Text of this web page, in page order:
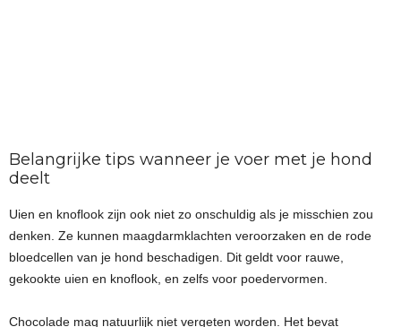
Belangrijke tips wanneer je voer met je hond
deelt
Uien en knoflook zijn ook niet zo onschuldig als je misschien zou
denken. Ze kunnen maagdarmklachten veroorzaken en de rode
bloedcellen van je hond beschadigen. Dit geldt voor rauwe,
gekookte uien en knoflook, en zelfs voor poedervormen.
Chocolade mag natuurlijk niet vergeten worden. Het bevat